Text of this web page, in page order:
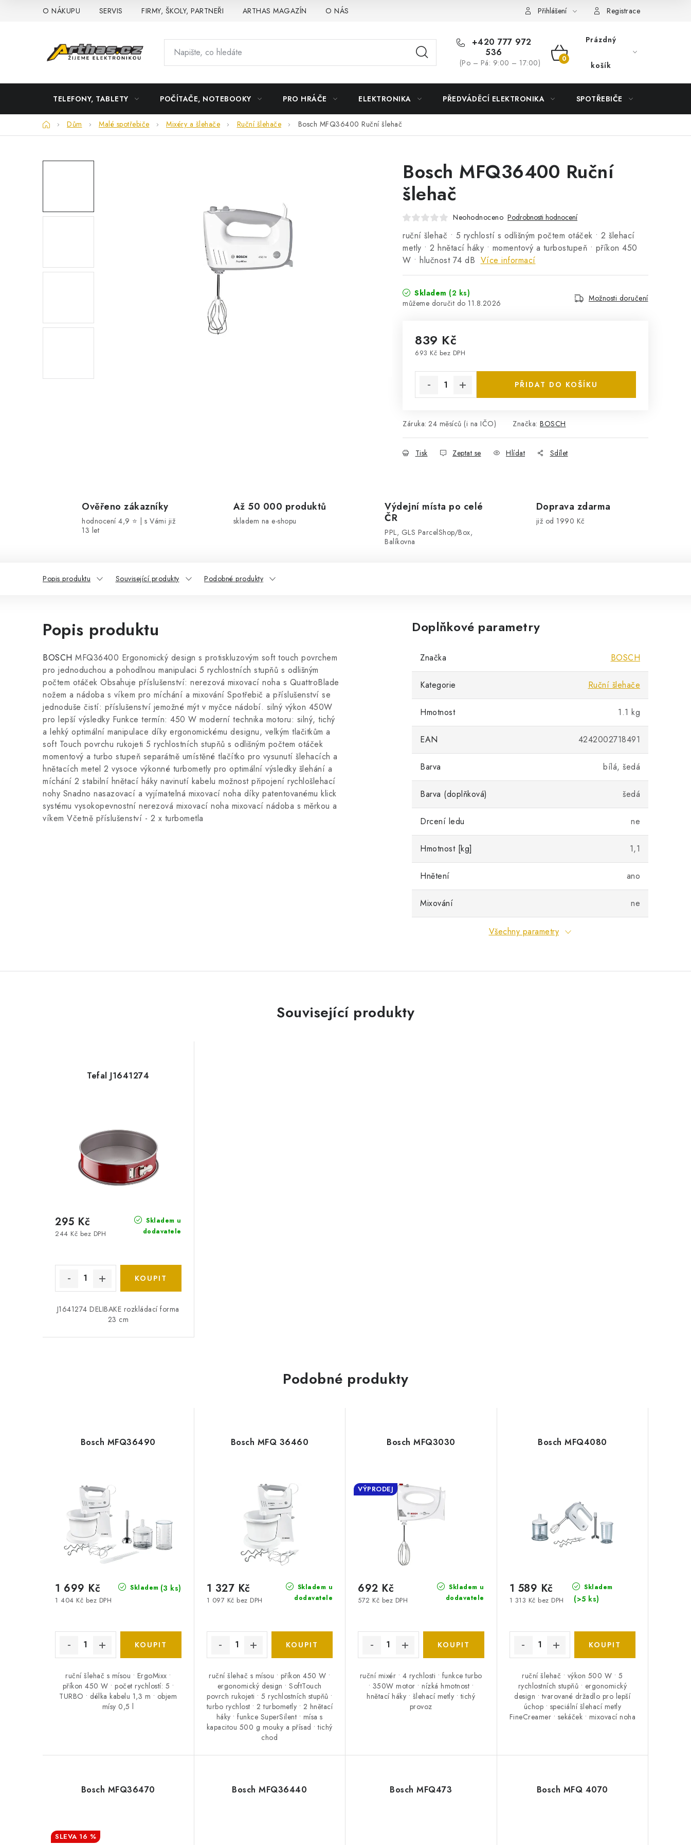
O NÁKUPU SERVIS FIRMY, ŠKOLY, PARTNEŘI ARTHAS MAGAZÍN O NÁS Přihlášení Registrace
+420 777 972
536
(Po – Pá: 9:00 – 17:00)
NÁKUPNÍ
Prázdný
košík
TELEFONY, TABLETY POČÍTAČE, NOTEBOOKY PRO HRÁČE ELEKTRONIKA PŘEDVÁDĚCÍ ELEKTRONIKA SPOTŘEBIČE
DomůDům Malé spotřebiče Mixéry a šlehače Ruční šlehače Bosch MFQ36400 Ruční šlehač
Bosch MFQ36400 Ruční
šlehač
Neohodnoceno Podrobnosti hodnocení
ruční šlehač • 5 rychlostí s odlišným počtem otáček • 2 šlehací
metly • 2 hnětací háky • momentový a turbostupeň • příkon 450
W • hlučnost 74 dB Více informací
Skladem (2 ks)
11.8.2026
Možnosti doručení
839 Kč
693 Kč bez DPH
PŘIDAT DO KOŠÍKU
Záruka: 24 měsíců (i na IČO) Značka: BOSCH
Tisk Zeptat se Hlídat Sdílet
Ověřeno zákazníky
hodnocení 4,9 ⭐ | s Vámi již
13 let
Až 50 000 produktů
skladem na e-shopu
Výdejní místa po celé
ČR
PPL, GLS ParcelShop/Box,
Balíkovna
Doprava zdarma
již od 1990 Kč
Popis produktu Související produkty Podobné produkty
Popis produktu
BOSCH MFQ36400 Ergonomický design s protiskluzovým soft touch povrchem
pro jednoduchou a pohodlnou manipulaci 5 rychlostních stupňů s odlišným
počtem otáček Obsahuje příslušenství: nerezová mixovací noha s QuattroBlade
nožem a nádoba s víkem pro míchání a mixování Spotřebič a příslušenství se
jednoduše čistí: příslušenství jemožné mýt v myčce nádobí. silný výkon 450W
pro lepší výsledky Funkce termín: 450 W moderní technika motoru: silný, tichý
a lehký optimální manipulace díky ergonomickému designu, velkým tlačitkům a
soft Touch povrchu rukojeti 5 rychlostních stupňů s odlišným počtem otáček
momentový a turbo stupeň separátně umístěné tlačítko pro vysunutí šlehacích a
hnětacích metel 2 vysoce výkonné turbometly pro optimální výsledky šlehání a
míchání 2 stabilní hnětací háky navinutí kabelu možnost připojení rychlošlehací
nohy Snadno nasazovací a vyjímatelná mixovací noha díky patentovanému klick
systému vysokopevnostní nerezová mixovací noha mixovací nádoba s měrkou a
víkem Včetně příslušenství - 2 x turbometla
Doplňkové parametry
Značka BOSCH
Kategorie Ruční šlehače
Hmotnost 1.1 kg
EAN 4242002718491
Barva bílá, šedá
Barva (doplňková) šedá
Drcení ledu ne
Hmotnost [kg] 1,1
Hnětení ano
Mixování ne
Všechny parametry
Související produkty
Tefal J1641274
Skladem u
dodavatele
244 Kč bez DPH
295 Kč
J1641274 DELIBAKE rozkládací forma
23 cm
Podobné produkty
Bosch MFQ36490
Skladem (3 ks)
1 404 Kč bez DPH
1 699 Kč
ruční šlehač s mísou • ErgoMixx •
příkon 450 W • počet rychlostí: 5 •
TURBO • délka kabelu 1,3 m • objem
mísy 0,5 l
Bosch MFQ 36460
Skladem u
dodavatele
1 097 Kč bez DPH
1 327 Kč
ruční šlehač s mísou • příkon 450 W •
ergonomický design • SoftTouch
povrch rukojeti • 5 rychlostních stupňů •
turbo rychlost • 2 turbometly • 2 hnětací
háky • funkce SuperSilent • mísa s
kapacitou 500 g mouky a přísad • tichý
chod
Bosch MFQ3030
VÝPRODEJ
Skladem u
dodavatele
572 Kč bez DPH
692 Kč
ruční mixér • 4 rychlosti • funkce turbo
• 350W motor • nízká hmotnost •
hnětací háky • šlehací metly • tichý
provoz
Bosch MFQ4080
Skladem
(>5 ks)
1 313 Kč bez DPH
1 589 Kč
ruční šlehač • výkon 500 W • 5
rychlostních stupňů • ergonomický
design • tvarované držadlo pro lepší
úchop • speciální šlehací metly
FineCreamer • sekáček • mixovací noha
Bosch MFQ36470
16 %
Bosch MFQ36440 Bosch MFQ473 Bosch MFQ 4070